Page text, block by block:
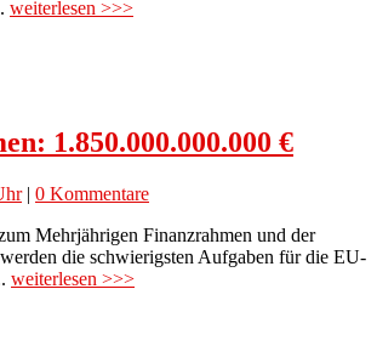
weiterlesen >>>
1.850.000.000.000 €
| 0 Kommentare
Mehrjährigen Finanzrahmen und der
die schwierigsten Aufgaben für die EU-
weiterlesen >>>